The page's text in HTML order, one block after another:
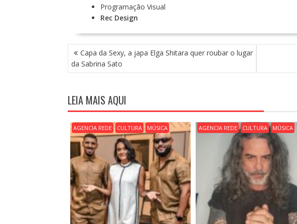
Programação Visual
Rec Design
N
A
V
G
A
Ç
Ã
O
E
P
O
S
T
Capa da Sexy, a japa Elga Shitara quer roubar o lugar
da Sabrina Sato
LEIA MAIS AQUI
AGENCIA REDE CULTURA MÚSICA AGENCIA REDE CULTURA MÚSICA